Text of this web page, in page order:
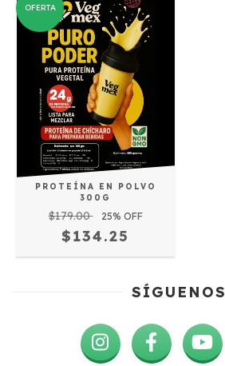
OFERTA
PROTEÍNA EN POLVO
300G
$179.00 25% OFF
$134.25
SÍGUENOS